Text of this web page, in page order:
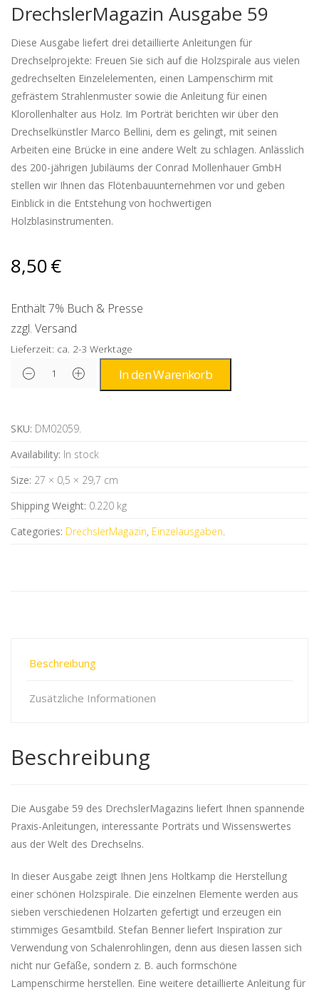
DrechslerMagazin Ausgabe 59
Diese Ausgabe liefert drei detaillierte Anleitungen für
Drechselprojekte: Freuen Sie sich auf die Holzspirale aus vielen
gedrechselten Einzelelementen, einen Lampenschirm mit
gefrästem Strahlenmuster sowie die Anleitung für einen
Klorollenhalter aus Holz. Im Porträt berichten wir über den
Drechselkünstler Marco Bellini, dem es gelingt, mit seinen
Arbeiten eine Brücke in eine andere Welt zu schlagen. Anlässlich
des 200-jährigen Jubiläums der Conrad Mollenhauer GmbH
stellen wir Ihnen das Flötenbauunternehmen vor und geben
Einblick in die Entstehung von hochwertigen
Holzblasinstrumenten.
8,50€
Enthält 7% Buch & Presse
zzgl. Versand
Lieferzeit: ca. 2-3 Werktage
In den Warenkorb
SKU: DM02059.
Availability: In stock
Size: 27 × 0,5 × 29,7 cm
Shipping Weight: 0.220 kg
Categories: DrechslerMagazin, Einzelausgaben.
Beschreibung
Zusätzliche Informationen
Beschreibung
Die Ausgabe 59 des DrechslerMagazins liefert Ihnen spannende
Praxis-Anleitungen, interessante Porträts und Wissenswertes
aus der Welt des Drechselns.
In dieser Ausgabe zeigt Ihnen Jens Holtkamp die Herstellung
einer schönen Holzspirale. Die einzelnen Elemente werden aus
sieben verschiedenen Holzarten gefertigt und erzeugen ein
stimmiges Gesamtbild. Stefan Benner liefert Inspiration zur
Verwendung von Schalenrohlingen, denn aus diesen lassen sich
nicht nur Gefäße, sondern z. B. auch formschöne
Lampenschirme herstellen. Eine weitere detaillierte Anleitung für